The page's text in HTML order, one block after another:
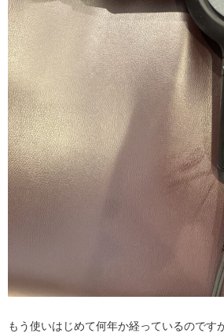
もう使いはじめて何年か経っているのです